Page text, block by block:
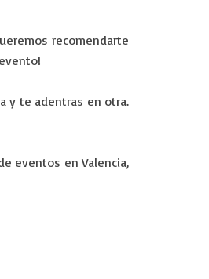
recomendarte
y te adentras en otra.
eventos en Valencia,